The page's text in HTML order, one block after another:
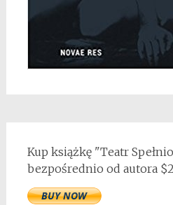
Kup książkę "Teatr
bezpośrednio od autora